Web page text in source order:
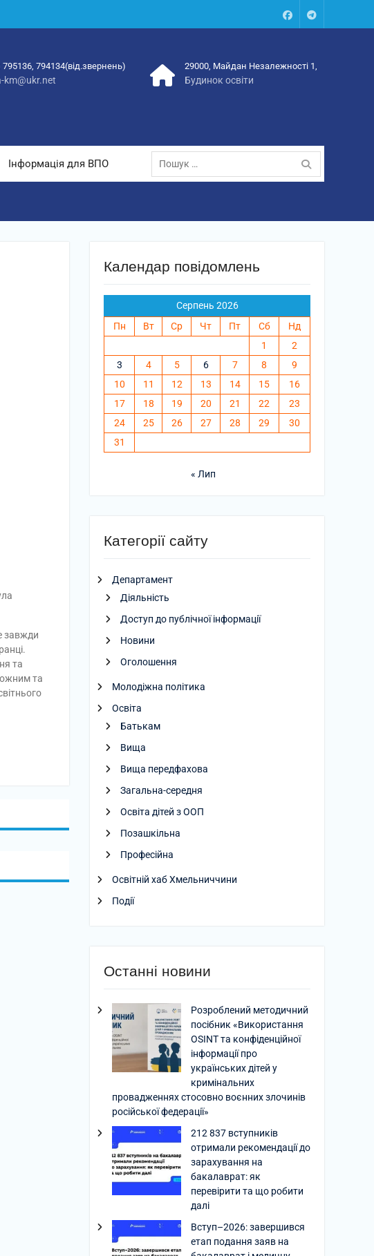
FacebookTalegram
795136, 794134(від.звернень)
km@ukr.net
29000, Майдан Незалежності 1,
Будинок освіти
Інформація для ВПО
Пошук:
завжди
та
та
Календар повідомлень
Серпень 2026
Пн
Вт Ср Чт Пт Сб
Нд
1
2
3
4 5 6 7 8
9
10
11 12 13 14 15
16
17
18 19 20 21 22
23
24
25 26 27 28 29
30
31
« Лип
Категорії сайту
Департамент
Діяльність
Доступ до публічної інформації
Новини
Оголошення
Молодіжна політика
Освіта
Батькам
Вища
Вища передфахова
Загальна-середня
Освіта дітей з ООП
Позашкільна
Професійна
Освітній хаб Хмельниччини
Події
Останні новини
Розроблений методичний
посібник «Використання
OSINT та конфіденційної
інформації про
українських дітей у
кримінальних
провадженнях стосовно воєнних злочинів
російської федерації»
212 837 вступників
отримали рекомендації до
зарахування на
бакалаврат: як
перевірити та що робити
далі
Вступ–2026: завершився
етап подання заяв на